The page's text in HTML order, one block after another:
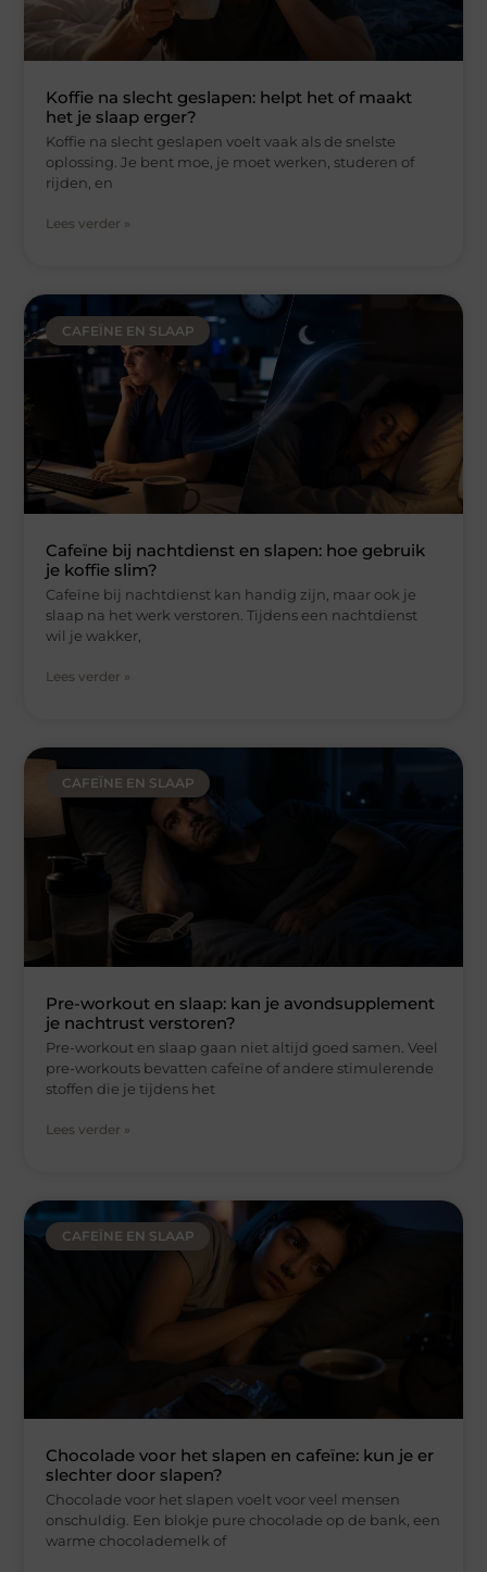
Koffie na slecht geslapen: helpt het of maakt
het je slaap erger?
Koffie na slecht geslapen voelt vaak als de snelste
oplossing. Je bent moe, je moet werken, studeren of
rijden, en
Lees verder »
CAFEÏNE EN SLAAP
Cafeïne bij nachtdienst en slapen: hoe gebruik
je koffie slim?
Cafeïne bij nachtdienst kan handig zijn, maar ook je
slaap na het werk verstoren. Tijdens een nachtdienst
wil je wakker,
Lees verder »
CAFEÏNE EN SLAAP
Pre-workout en slaap: kan je avondsupplement
je nachtrust verstoren?
Pre-workout en slaap gaan niet altijd goed samen. Veel
pre-workouts bevatten cafeïne of andere stimulerende
stoffen die je tijdens het
Lees verder »
CAFEÏNE EN SLAAP
Chocolade voor het slapen en cafeïne: kun je er
slechter door slapen?
Chocolade voor het slapen voelt voor veel mensen
onschuldig. Een blokje pure chocolade op de bank, een
warme chocolademelk of